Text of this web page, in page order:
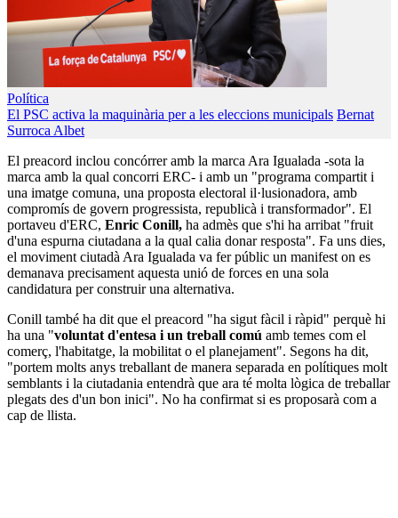
Política
El PSC activa la maquinària per a les eleccions municipals Bernat
Surroca Albet
El preacord inclou concórrer amb la marca Ara Igualada -sota la
marca amb la qual concorri ERC- i amb un "programa compartit i
una imatge comuna, una proposta electoral il·lusionadora, amb
compromís de govern progressista, republicà i transformador". El
portaveu d'ERC, Enric Conill, ha admès que s'hi ha arribat "fruit
d'una espurna ciutadana a la qual calia donar resposta". Fa uns dies,
el moviment ciutadà Ara Igualada va fer públic un manifest on es
demanava precisament aquesta unió de forces en una sola
candidatura per construir una alternativa.
Conill també ha dit que el preacord "ha sigut fàcil i ràpid" perquè hi
ha una "voluntat d'entesa i un treball comú amb temes com el
comerç, l'habitatge, la mobilitat o el planejament". Segons ha dit,
"portem molts anys treballant de manera separada en polítiques molt
semblants i la ciutadania entendrà que ara té molta lògica de treballar
plegats des d'un bon inici". No ha confirmat si es proposarà com a
cap de llista.